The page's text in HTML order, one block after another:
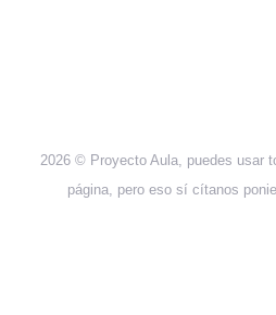
2026 © Proyecto Aula, puedes usar
página, pero eso sí cítanos